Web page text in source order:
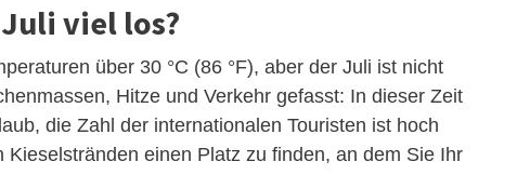
viel los?
über 30 °C (86 °F), aber der Juli ist nicht
Hitze und Verkehr gefasst: In dieser Zeit
die Zahl der internationalen Touristen ist hoch
einen Platz zu finden, an dem Sie Ihr